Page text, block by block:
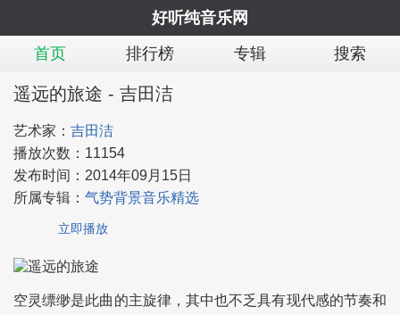
好听纯音乐网
首页
排行榜 专辑 搜索
遥远的旅途 - 吉田洁
艺术家： 吉田洁
播放次数： 11154
发布时间： 2014年09月15日
所属专辑： 气势背景音乐精选
立即播放
空灵缥缈是此曲的主旋律，其中也不乏具有现代感的节奏和